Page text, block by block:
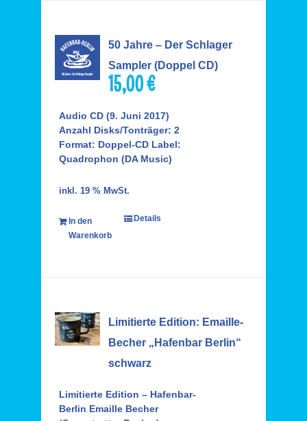
50 Jahre – Der Schlager
Sampler (Doppel CD)
15,00€
Audio CD (9. Juni 2017)
Anzahl Disks/Tonträger: 2
Format: Doppel-CD Label:
Quadrophon (DA Music)
inkl. 19 % MwSt.
In den
Warenkorb
Details
Limitierte Edition: Emaille-
Becher „Hafenbar Berlin“
schwarz
Limitierte Edition – Hafenbar-
Berlin Emaille Becher